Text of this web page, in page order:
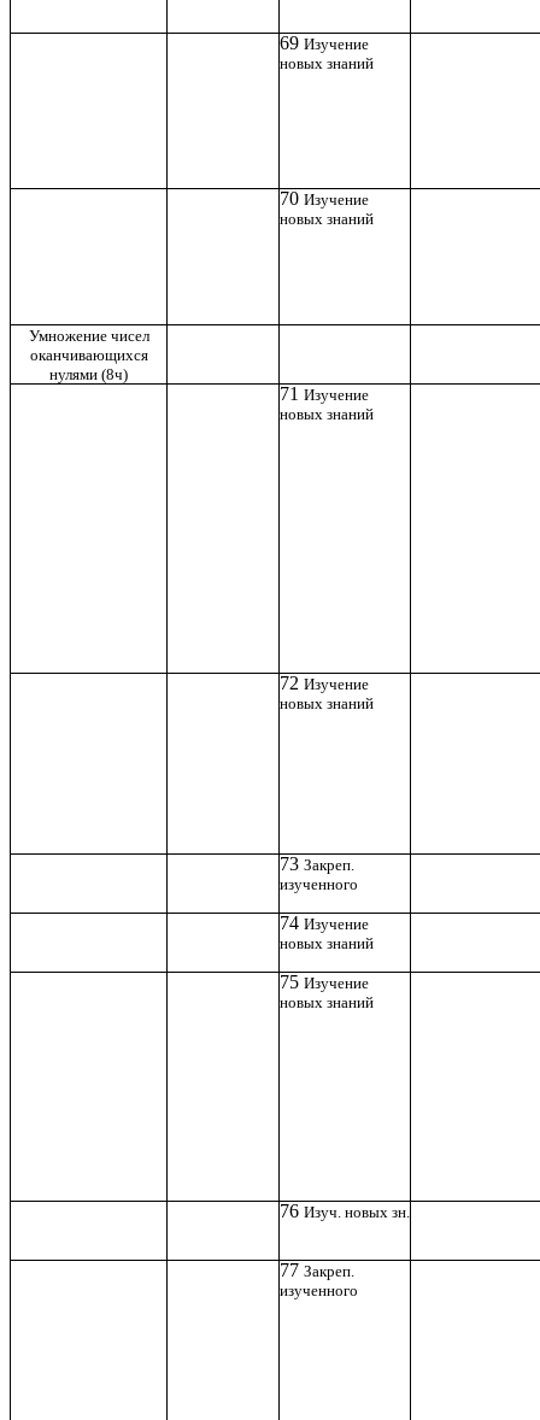
69 Изучение
новых знаний
70 Изучение
новых знаний
Умножение чисел
оканчивающихся
нулями (8ч)
71 Изучение
новых знаний
72 Изучение
новых знаний
73 Закреп.
изученного
74 Изучение
новых знаний
75 Изучение
новых знаний
76 Изуч. новых зн.
77 Закреп.
изученного